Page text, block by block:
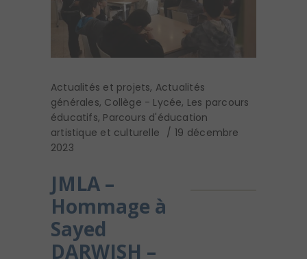
Actualités et projets, Actualités
générales, Collège - Lycée, Les parcours
éducatifs, Parcours d'éducation
artistique et culturelle
19 décembre
2023
JMLA –
Hommage à
Sayed
DARWISH –